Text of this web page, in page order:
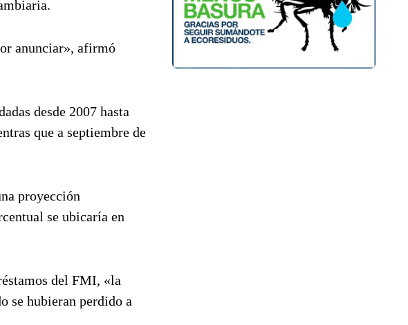
anunciar», afirmó
desde 2007 hasta
que a septiembre de
proyección
se ubicaría en
del FMI, «la
se hubieran perdido a